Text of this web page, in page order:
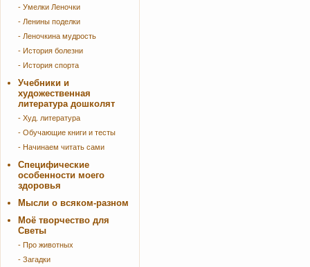
- Умелки Леночки
- Ленины поделки
- Леночкина мудрость
- История болезни
- История спорта
Учебники и
художественная
литература дошколят
- Худ. литература
- Обучающие книги и тесты
- Начинаем читать сами
Специфические
особенности моего
здоровья
Мысли о всяком-разном
Моё творчество для
Светы
- Про животных
- Загадки